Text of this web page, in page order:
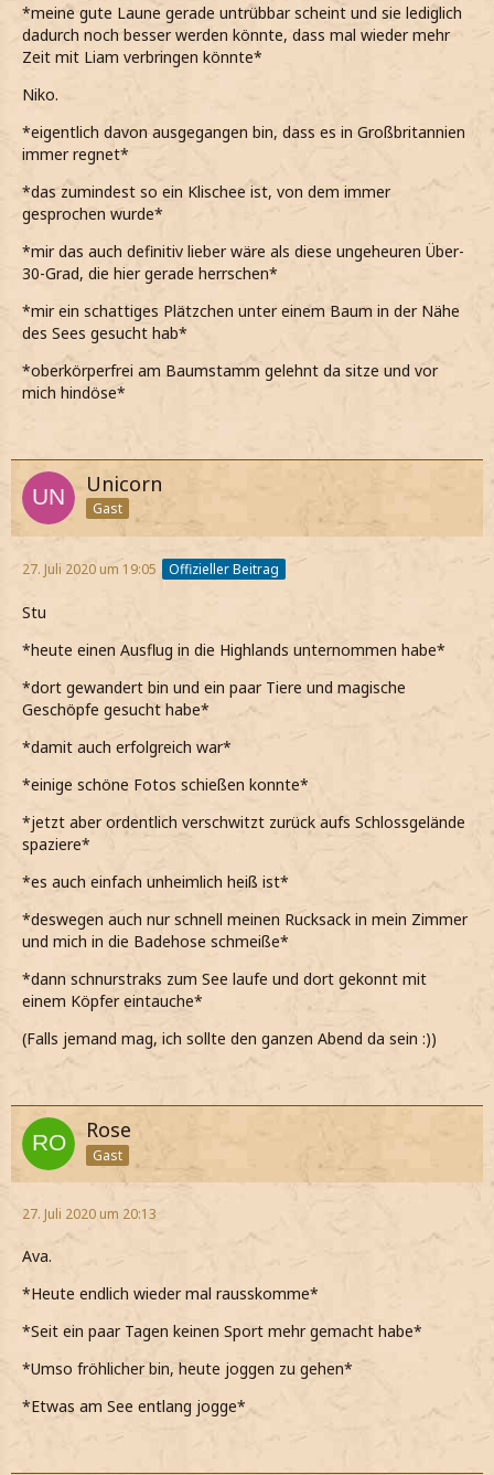
*meine gute Laune gerade untrübbar scheint und sie lediglich
dadurch noch besser werden könnte, dass mal wieder mehr
Zeit mit Liam verbringen könnte*
Niko.
*eigentlich davon ausgegangen bin, dass es in Großbritannien
immer regnet*
*das zumindest so ein Klischee ist, von dem immer
gesprochen wurde*
*mir das auch definitiv lieber wäre als diese ungeheuren Über-
30-Grad, die hier gerade herrschen*
*mir ein schattiges Plätzchen unter einem Baum in der Nähe
des Sees gesucht hab*
*oberkörperfrei am Baumstamm gelehnt da sitze und vor
mich hindöse*
Unicorn
Gast
27. Juli 2020 um 19:05 Offizieller Beitrag
Stu
*heute einen Ausflug in die Highlands unternommen habe*
*dort gewandert bin und ein paar Tiere und magische
Geschöpfe gesucht habe*
*damit auch erfolgreich war*
*einige schöne Fotos schießen konnte*
*jetzt aber ordentlich verschwitzt zurück aufs Schlossgelände
spaziere*
*es auch einfach unheimlich heiß ist*
*deswegen auch nur schnell meinen Rucksack in mein Zimmer
und mich in die Badehose schmeiße*
*dann schnurstraks zum See laufe und dort gekonnt mit
einem Köpfer eintauche*
(Falls jemand mag, ich sollte den ganzen Abend da sein :))
Rose
Gast
27. Juli 2020 um 20:13
Ava.
*Heute endlich wieder mal rausskomme*
*Seit ein paar Tagen keinen Sport mehr gemacht habe*
*Umso fröhlicher bin, heute joggen zu gehen*
*Etwas am See entlang jogge*